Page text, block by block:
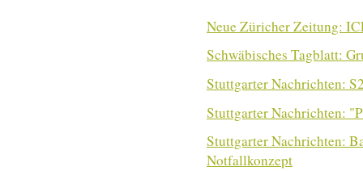
Neue Züricher Zeitung:
Schwäbisches Tagblatt:
Stuttgarter Nachrichten:
Stuttgarter Nachrichten:
Stuttgarter Nachrichten:
Notfallkonzept